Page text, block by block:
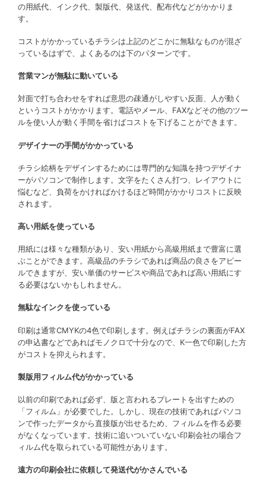
の用紙代、インク代、製版代、発送代、配布代などがかかりま
す。
コストがかかっているチラシは上記のどこかに無駄なものが混ざ
っているはずで、よくあるのは下のパターンです。
営業マンが無駄に動いている
対面で打ち合わせをすれば意思の疎通がしやすい反面、人が動く
というコストがかかります。電話やメール、FAXなどその他のツー
ルを使い人が動く手間を省けばコストを下げることができます。
デザイナーの手間がかかっている
チラシ絵柄をデザインするためには専門的な知識を持つデザイナ
ーがパソコンで制作します。文字をたくさん打つ、レイアウトに
悩むなど、負荷をかければかけるほど時間がかかりコストに反映
されます。
高い用紙を使っている
用紙には様々な種類があり、安い用紙から高級用紙まで豊富に選
ぶことができます。高級品のチラシであれば商品の良さをアピー
ルできますが、安い単価のサービスや商品であれば高い用紙にす
る必要はないかもしれません。
無駄なインクを使っている
印刷は通常CMYKの4色で印刷します。例えばチラシの裏面がFAX
の申込書などであればモノクロで十分なので、K一色で印刷した方
がコストを抑えられます。
製版用フィルム代がかかっている
以前の印刷であれば必ず、版と言われるプレートを出すための
「フィルム」が必要でした。しかし、現在の技術であればパソコ
ンで作ったデータから直接版が出せるため、フィルムを作る必要
がなくなっています。技術に追いついていない印刷会社の場合フ
ィルム代を取られている可能性があります。
遠方の印刷会社に依頼して発送代がかさんでいる